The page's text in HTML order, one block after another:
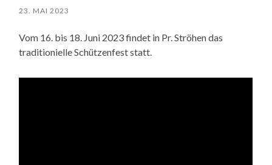
23. MAI 2023
Vom 16. bis 18. Juni 2023 findet in Pr. Ströhen das
traditionielle Schützenfest statt.